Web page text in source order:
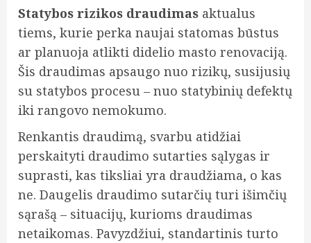
Statybos rizikos draudimas aktualus
tiems, kurie perka naujai statomas būstus
ar planuoja atlikti didelio masto renovaciją.
Šis draudimas apsaugo nuo rizikų, susijusių
su statybos procesu – nuo statybinių defektų
iki rangovo nemokumo.
Renkantis draudimą, svarbu atidžiai
perskaityti draudimo sutarties sąlygas ir
suprasti, kas tiksliai yra draudžiama, o kas
ne. Daugelis draudimo sutarčių turi išimčių
sąrašą – situacijų, kurioms draudimas
netaikomas. Pavyzdžiui, standartinis turto